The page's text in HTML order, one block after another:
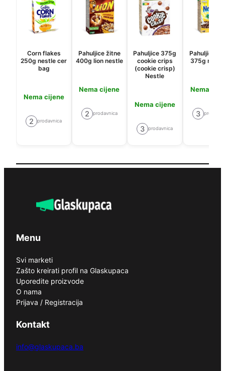
Corn flakes
250g nestle cer
bag
Nema cijene
2 prodavnica
Pahuljice žitne
400g lion nestle
Nema cijene
2 prodavnica
Pahuljice 375g
cookie crips
(cookie crisp)
Nestle
Nema cijene
3 prodavnica
Pahuljice
375g
Nema
3
Menu
Svi marketi
Zašto kreirati profil na Glaskupaca
Uporedite proizvode
O nama
Prijava / Registracija
Kontakt
info@glaskupaca.ba